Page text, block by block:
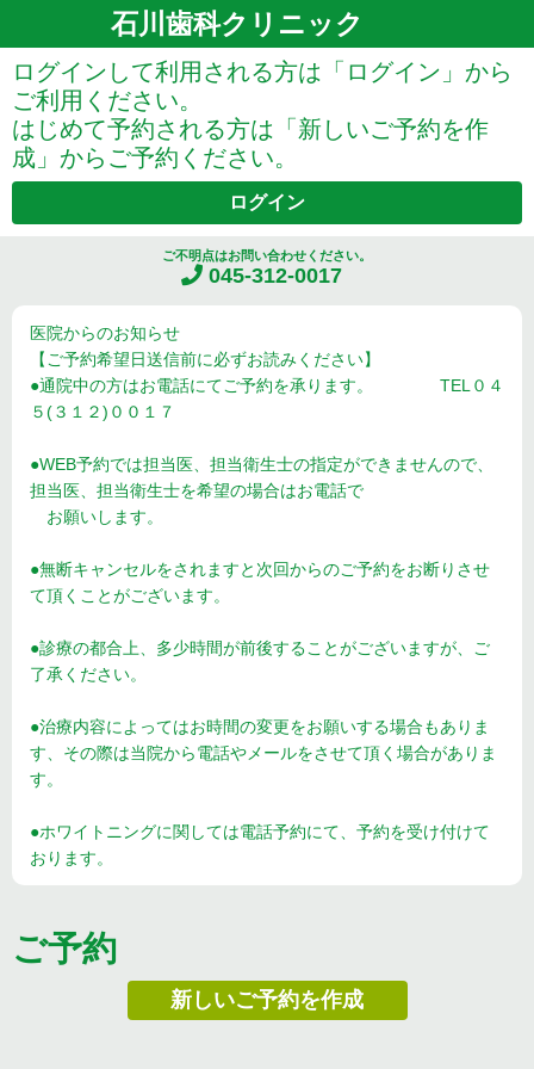
石川歯科クリニック
ご不明点はお問い合わせください。
045-312-0017
ログインして利用される方は「ログイン」から
ご利用ください。
はじめて予約される方は「新しいご予約を作
成」からご予約ください。
ログイン
医院からのお知らせ
【ご予約希望日送信前に必ずお読みください】
●通院中の方はお電話にてご予約を承ります。 TEL０４
５(３１２)００１７
●WEB予約では担当医、担当衛生士の指定ができませんので、
担当医、担当衛生士を希望の場合はお電話で
お願いします。
●無断キャンセルをされますと次回からのご予約をお断りさせ
て頂くことがございます。
●診療の都合上、多少時間が前後することがございますが、ご
了承ください。
●治療内容によってはお時間の変更をお願いする場合もありま
す、その際は当院から電話やメールをさせて頂く場合がありま
す。
●ホワイトニングに関しては電話予約にて、予約を受け付けて
おります。
ご予約